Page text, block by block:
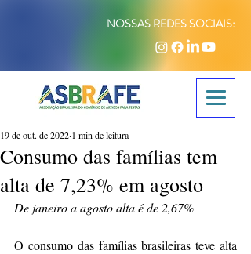
NOSSAS REDES SOCIAIS:
Consumo das famílias tem
alta de 7,23% em agosto
19 de out. de 2022 1 min de leitura
De janeiro a agosto alta é de 2,67%
O consumo das famílias brasileiras teve alta